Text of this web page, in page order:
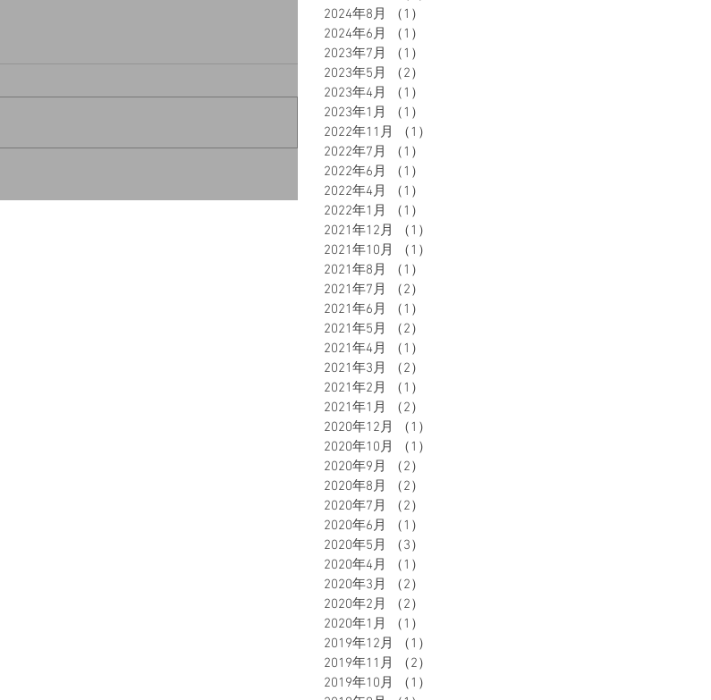
2024年8月
（1）
2024年6月
（1）
2023年7月
（1）
2023年5月
（2）
2023年4月
（1）
2023年1月
（1）
2022年11月
（1）
2022年7月
（1）
2022年6月
（1）
2022年4月
（1）
2022年1月
（1）
2021年12月
（1）
2021年10月
（1）
2021年8月
（1）
2021年7月
（2）
2021年6月
（1）
2021年5月
（2）
2021年4月
（1）
2021年3月
（2）
2021年2月
（1）
2021年1月
（2）
2020年12月
（1）
2020年10月
（1）
2020年9月
（2）
2020年8月
（2）
2020年7月
（2）
2020年6月
（1）
2020年5月
（3）
2020年4月
（1）
2020年3月
（2）
2020年2月
（2）
2020年1月
（1）
2019年12月
（1）
2019年11月
（2）
2019年10月
（1）